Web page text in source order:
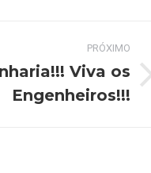
PRÓXIMO
Viva os
Engenheiros!!!